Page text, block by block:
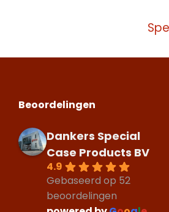
Beoordelingen
Dankers Special
Case Products BV
4.9
Gebaseerd op 52
beoordelingen